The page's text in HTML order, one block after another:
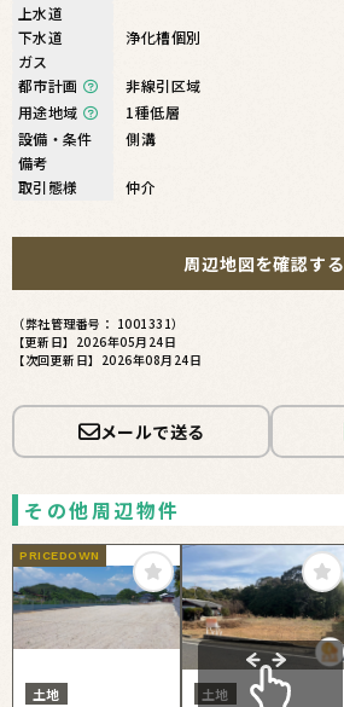
上水道
下水道
浄化槽個別
ガス
都市計画
非線引区域
用途地域
1種低層
設備・条件
側溝
備考
取引態様
仲介
周辺地図を確認する
（弊社管理番号： 1001331）
【更新日】2026年05月24日
【次回更新日】2026年08月24日
メールで送る
その他周辺物件
PRICEDOWN
土地 土地